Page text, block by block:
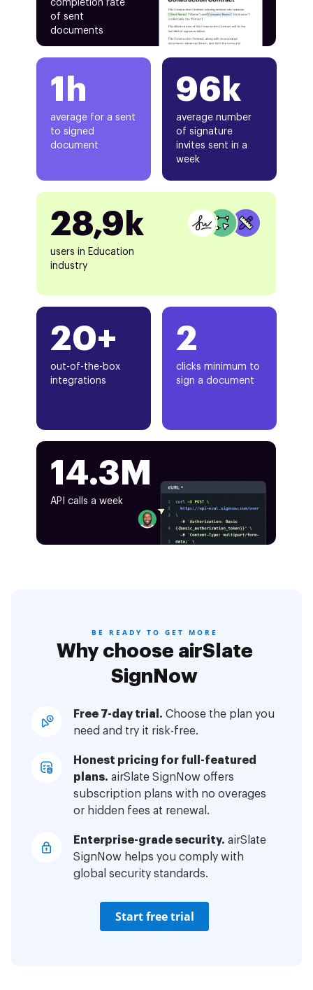
completion rate
of sent
documents
1h
average for a sent
to signed
document
20+
out-of-the-box
integrations
96k
average number
of signature
invites sent in a
week
28,9k
users in Education
industry
2
clicks minimum to
sign a document
14.3M
API calls a week
BE READY TO GET MORE
Why choose airSlate
SignNow
Free 7-day trial. Choose the plan you
need and try it risk-free.
Honest pricing for full-featured
plans. airSlate SignNow offers
subscription plans with no overages
or hidden fees at renewal.
Enterprise-grade security. airSlate
SignNow helps you comply with
global security standards.
Start free trial